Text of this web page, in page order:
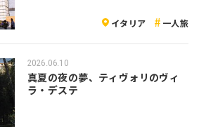
イタリア 一人旅
2026.06.10
真夏の夜の夢、ティヴォリのヴィ
ラ・デステ